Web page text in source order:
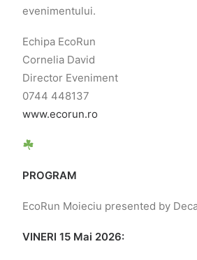
evenimentului.
Echipa EcoRun
Cornelia David
Director Eveniment
0744 448137
www.ecorun.ro
PROGRAM
EcoRun Moieciu presented by
VINERI 15 Mai 2026: